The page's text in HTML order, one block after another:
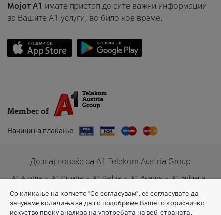
Мојот A1 имате пристап до сите важни информации
за Вашите A1 услуги, во било кое време.
Member of
Начини на плаќање
Дознај повеќе за A1 Telekom Austria Group
A1 Austria A1 Croatia A1 Serbia A1 Belarus
A1 Bulgaria
Со кликање на копчето "Се согласувам", се согласувате да
зачуваме колачиња за да го подобриме Вашето корисничко
искуство преку анализа на употребата на веб-страната,